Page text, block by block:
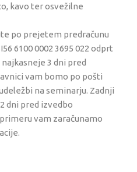
kavo ter osvežilne
po prejetem predračunu
6100 0002 3695 022 odprt
3 dni pred
vam bomo po pošti
na seminarju. Zadnji
dni pred izvedbo
vam zaračunamo